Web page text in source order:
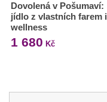
Dovolená v Pošumaví:
jídlo z vlastních farem i
wellness
1 680 Kč